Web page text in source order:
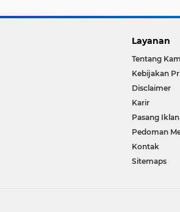
Layanan
Tentang
Kebijakan
Disclaimer
Karir
Pasang Iklan
Pedoman
Kontak
Sitemaps